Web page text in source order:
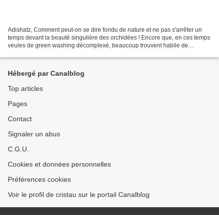
Adishatz, Comment peut-on se dire fondu de nature et ne pas s'arrêter un
temps devant la beauté singulière des orchidées ! Encore que, en ces temps
veules de green washing décomplexé, beaucoup trouvent habile de
Hébergé par Canalblog
Top articles
Pages
Contact
Signaler un abus
C.G.U.
Cookies et données personnelles
Préférences cookies
Voir le profil de cristau sur le portail Canalblog